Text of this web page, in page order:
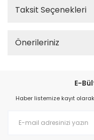
Taksit Seçenekleri
Önerileriniz
E-
Haber listemize kayıt